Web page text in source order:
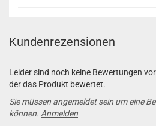
Kundenrezensionen
Leider sind noch keine Bewertungen
der das Produkt bewertet.
Sie müssen angemeldet sein um eine
können. Anmelden